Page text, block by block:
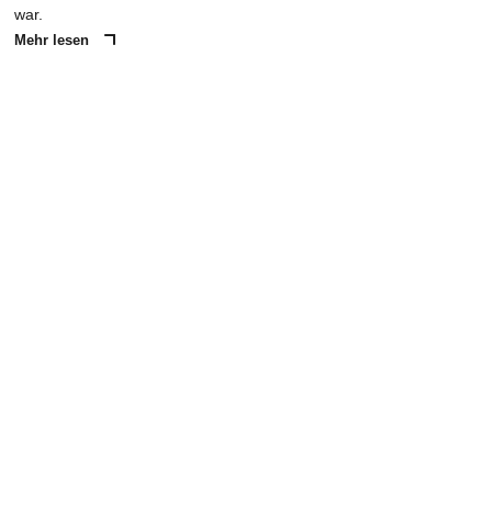
war.
Mehr lesen